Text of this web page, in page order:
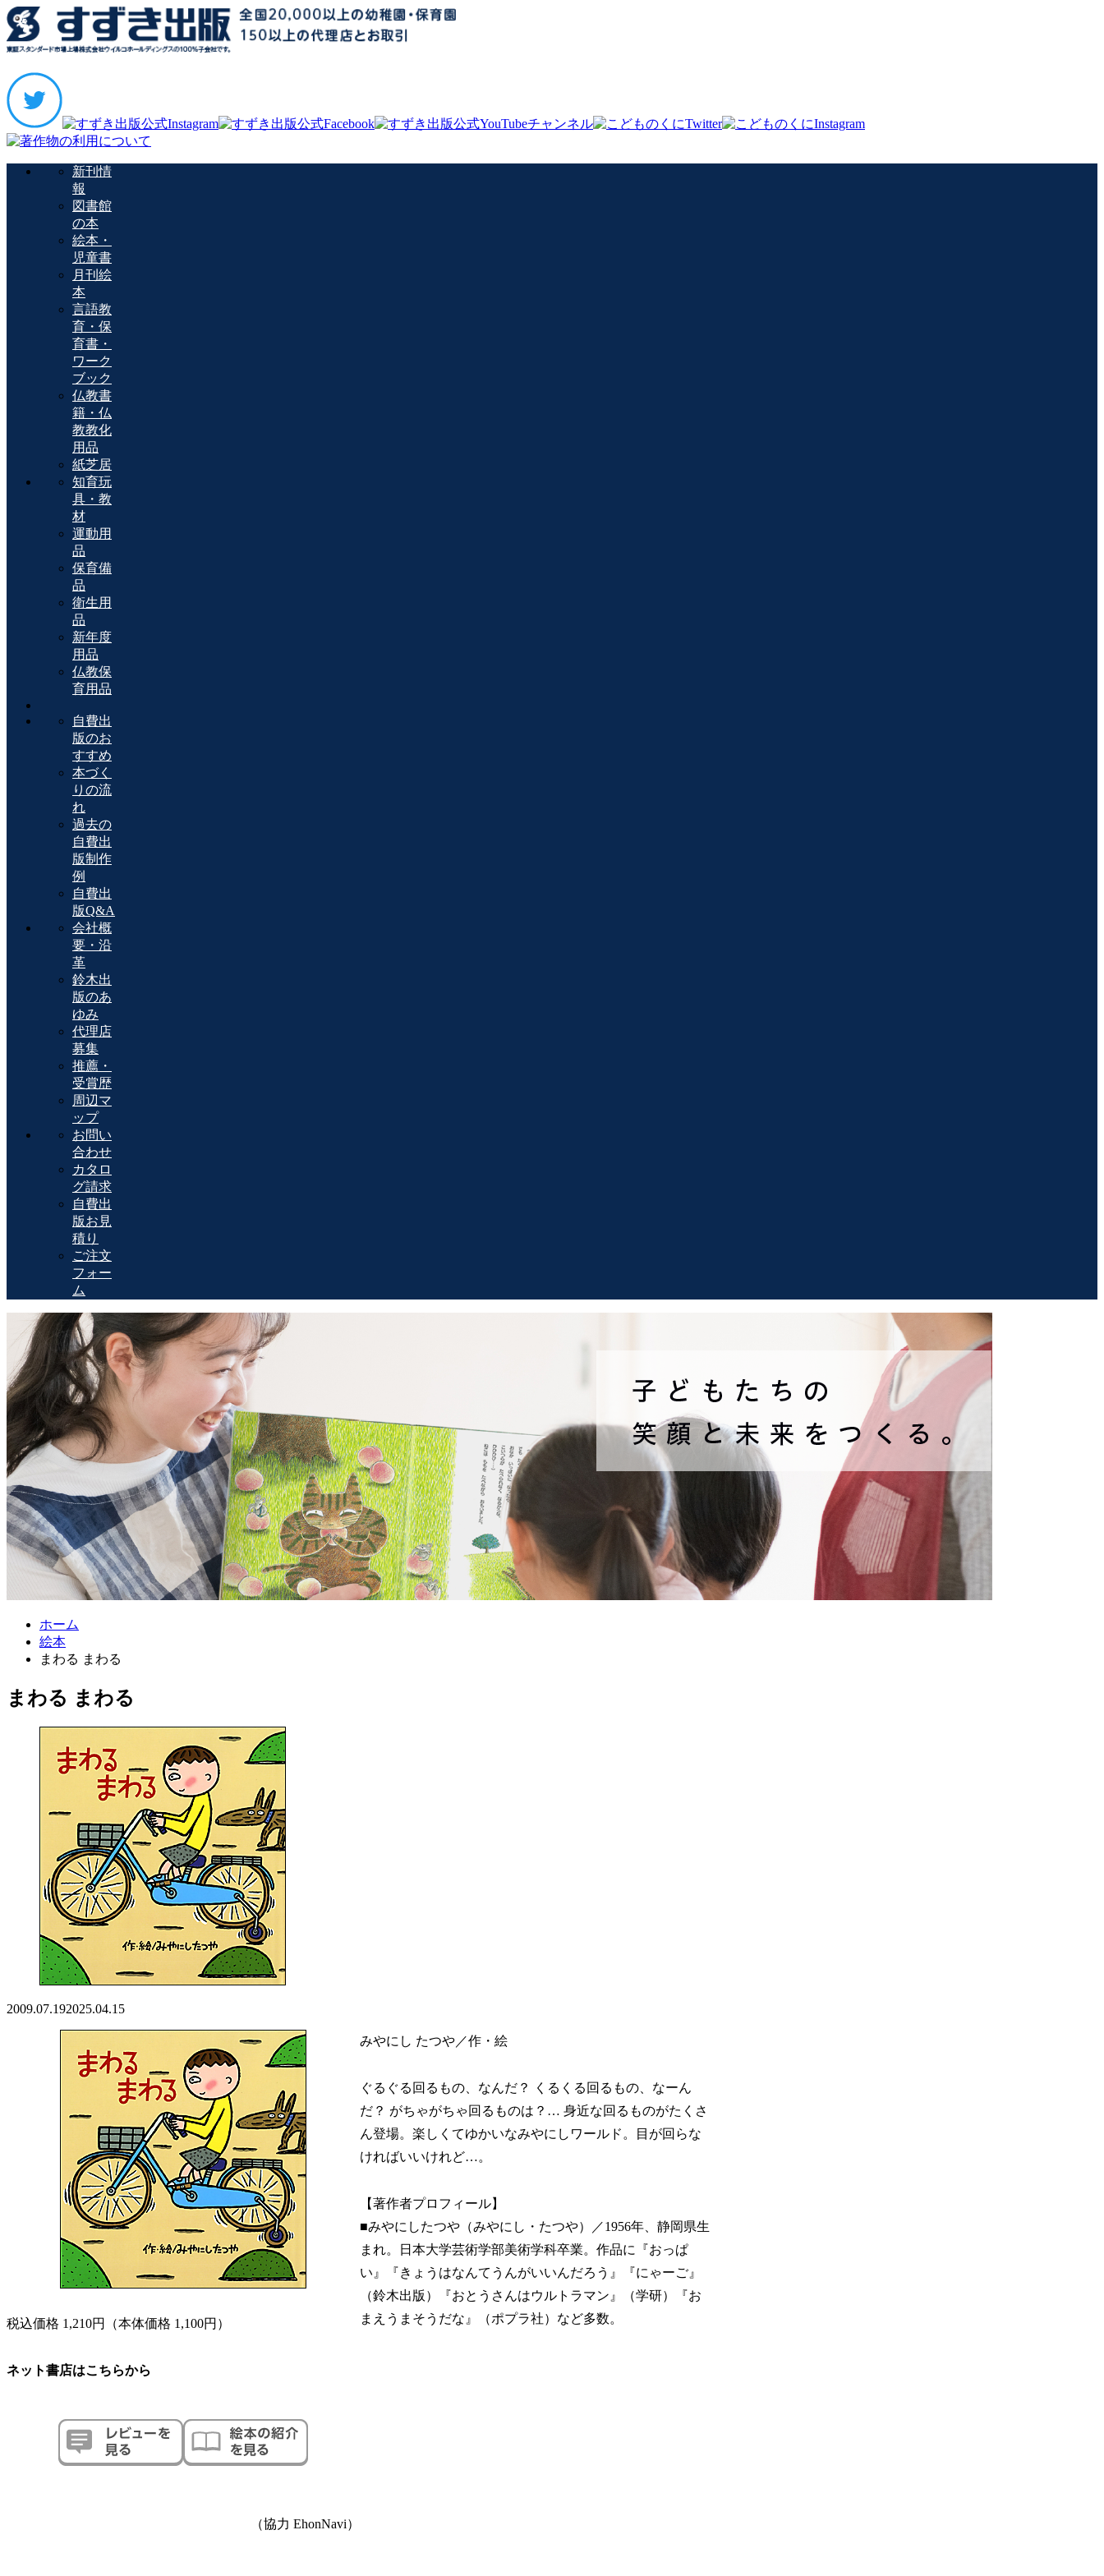
新刊情
報
図書館
の本
絵本・
児童書
月刊絵
本
言語教
育・保
育書・
ワーク
ブック
仏教書
籍・仏
教教化
用品
紙芝居
知育玩
具・教
材
運動用
品
保育備
品
衛生用
品
新年度
用品
仏教保
育用品
自費出
版のお
すすめ
本づく
りの流
れ
過去の
自費出
版制作
例
自費出
版Q&A
会社概
要・沿
革
鈴木出
版のあ
ゆみ
代理店
募集
推薦・
受賞歴
周辺マ
ップ
お問い
合わせ
カタロ
グ請求
自費出
版お見
積り
ご注文
フォー
ム
ホーム
絵本
まわる まわる
まわる まわる
2009.07.192025.04.15
税込価格 1,210円（本体価格 1,100円）
ネット書店はこちらから
（協力 EhonNavi）
みやにし たつや／作・絵
ぐるぐる回るもの、なんだ？ くるくる回るもの、なーん
だ？ がちゃがちゃ回るものは？… 身近な回るものがたくさ
ん登場。楽しくてゆかいなみやにしワールド。目が回らな
ければいいけれど…。
【著作者プロフィール】
■みやにしたつや（みやにし・たつや）／1956年、静岡県生
まれ。日本大学芸術学部美術学科卒業。作品に『おっぱ
い』『きょうはなんてうんがいいんだろう』『にゃーご』
（鈴木出版）『おとうさんはウルトラマン』（学研）『お
まえうまそうだな』（ポプラ社）など多数。